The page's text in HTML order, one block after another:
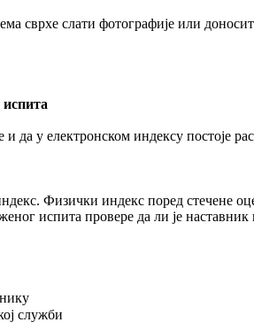
сврхе слати фотографије или
у електронском индексу постоје
Физички индекс поред стечене
испита провере да ли је
служби